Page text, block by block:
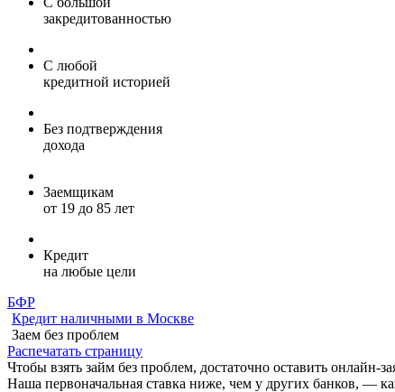
закредитованностью
С любой
кредитной историей
Без подтверждения
дохода
Заемщикам
от 19 до 85 лет
Кредит
на любые цели
БФР
Кредит наличными в Москве
Заем без проблем
Распечатать страницу
Чтобы взять займ без проблем, достаточно оставить
Наша первоначальная ставка ниже, чем у других банков, —